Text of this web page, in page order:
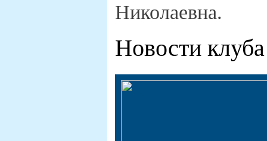
Николаевна.
Новости клуба